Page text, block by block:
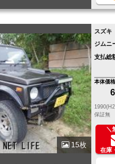
15枚
スズキ
ジムニ
支払総
本体価格
保証無
＼
在庫